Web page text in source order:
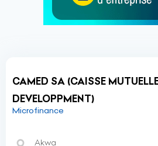
CAMED SA (CAISSE
DEVELOPPMENT)
Microfinance
Akwa